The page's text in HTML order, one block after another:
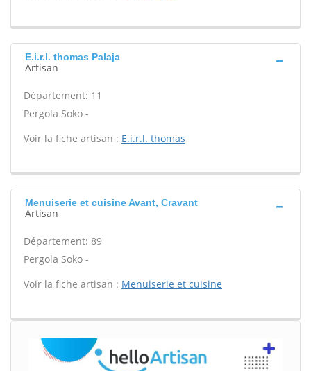
E.i.r.l. thomas Palaja
Artisan
Département: 11
Pergola Soko -
Voir la fiche artisan : E.i.r.l. thomas
Menuiserie et cuisine Avant, Cravant
Artisan
Département: 89
Pergola Soko -
Voir la fiche artisan : Menuiserie et cuisine